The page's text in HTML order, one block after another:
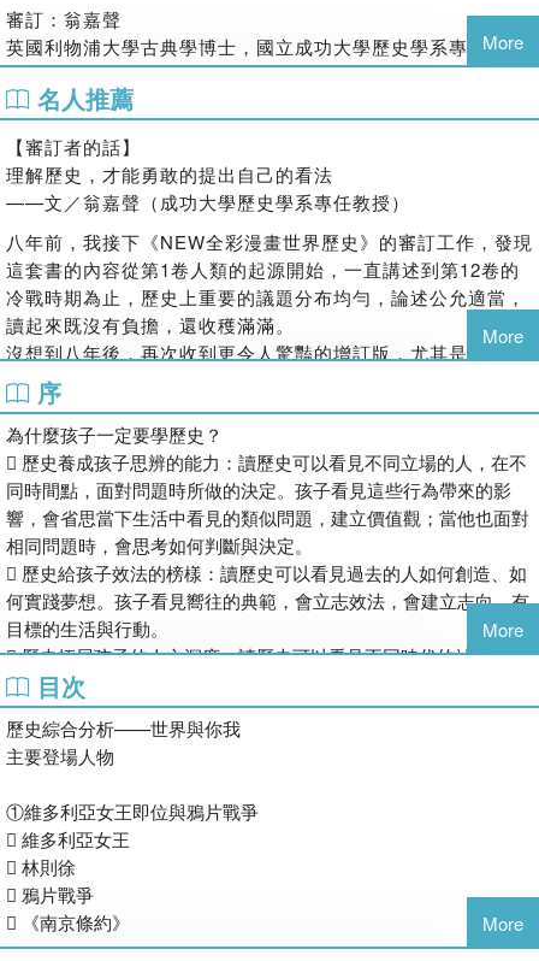
族反抗運動就此蔓延開來……
《增訂版全彩漫畫世界歷史．第9卷：列強的世界殖民與亞洲
的民族運動》全書分為「漫畫故事」與「歷史知識」兩個部
分，更在進入漫畫故事前，特別設計「歷史綜合分析」和「主
要登場人物」兩個單元。
「漫畫故事」為全書的主軸，以歷史劇場呈現，並加入注解和
趣聞。放眼英國維多利亞女王即位與俾斯麥擔任德意志首相後
的世界，講述歐洲列強如何利用貿易、軍事等手段，達到打開
中國門戶、殖民印度與非洲、侵占鄂圖曼帝國領土的目的。透
過清朝林則徐、印度占西王國王妃、鄂圖曼大宰相米德哈特帕
夏等力挽狂瀾的重要人物，深入了解非洲、印度等亞洲的殖民
地化與民族運動史。
和「世界史聚光燈」單元整理學習重點，讓讀者更深入理解漫
畫內容，並提供18～20世紀的年表、約19世紀和19世紀後半
～20世紀初期的世界地圖，以及大量的補充說明、語詞解說、
區域地圖、歷史照片，還充滿趣味的介紹南丁格爾在克里米亞
戰爭中推動的醫院改革、中國百姓反抗暴政的行動、非洲的獨
特文明發展、蘇伊士運河的建造等。
「歷史綜合分析」藉由精采的全彩照片，圖説江戶時代至明治
時代，施行鎖國政策的日本與義、俄、德、美等國的重要交
流，對明治維新造成的深切影響；而「主要登場人物」以圖解
標示出漫畫故事裡的角色身分和立場，讓讀者更好了解他們之
間錯綜複雜的關係。
書中的全彩畫風現代精緻，又具少年漫畫感，彷彿看到真實歷
史生動的在眼前展開，加上內容豐富的重點整理，有效提升學
習興趣、建立完整的知識架構，亦兼顧學校課程、寫報告與考
材、課程補充，或親子共讀不二之選的入門讀物。
【套書特色】
※《增訂版全彩漫畫世界歷史》全套之書名：
第1卷：史前時代與古代近東
第2卷：希臘、羅馬與地中海世界
審訂：翁嘉聲
英國利物浦大學古典學博士，國立成功大學歷史學系專任教授
退休，研究及教學領域包括古希臘文明、古羅馬文明、晚期古
代及早期教會史，尤其關注政治史、思想史、身體史，以及古
漫畫：小坂伊吹
漫畫家、插畫家。創作眾多與日本歷史相關的作品，包括《學
研漫畫NEW日本歷史5：室町幕府與民眾起義》、《10歲前必
讀日本名作2：竹取物語／蟲愛公主》、《夕星之皇子、明星
之天子》（以上暫譯）等。
譯者：
許郁文
輔仁大學影像傳播學系畢業，於東吳大學日語教育研究所取得
碩士學位。曾擔任日商多媒體編輯、雜誌日文採訪記者，現為
專職譯者。
More
名人推薦
【審訂者的話】
理解歷史，才能勇敢的提出自己的看法
——文／翁嘉聲（成功大學歷史學系專任教授）
八年前，我接下《NEW全彩漫畫世界歷史》的審訂工作，發現
這套書的內容從第1卷人類的起源開始，一直講述到第12卷的
冷戰時期為止，歷史上重要的議題分布均勻，論述公允適當，
讀起來既沒有負擔，還收穫滿滿。
沒想到八年後，再次收到更令人驚豔的增訂版，尤其是全新推
出的第13卷，帶我們進入現今周遭世界的巨變之中，例如：
911恐怖攻擊、波斯灣戰爭、網路革命、雷曼事件、阿拉伯之
春、新冠疫情、AI發展和太空競賽，以及戰況瞬息萬變的俄烏
戰爭等，去理解這些具有「及時感」和「即時感」的重要歷史
事件。
在閱讀這套書時，讀者可以發現作者在每一卷都清楚的列出各
時代的相關議題，並根據議題特色採取綜觀歷史的「上帝視
角」，讓人迅速掌握事件全貌；接著再以沉浸式的角度切入，
以生動的筆觸繪畫出實際或想像的歷史角色，引導我們從內部
去觀察人、地、時、事和物，強調個人如果處在當代可能會有
的切身感受。後者對我們十分重要，因為歷史知識不僅能協助
我們知道過去，更能讓我們理解自己正處在什麼樣的世界裡，
才能有見地、勇敢的提出自己的看法。
除此之外，新增的「歷史綜合分析—世界與你我」單元、穿插
在漫畫間無所不在的注釋與補充，以及書末的「附錄：深入理
廣度還是系統性，都值得推薦給對歷史有興趣的中學生閱讀，
在獲取具體的基礎歷史知識後，再學習根據教育部課綱所編
寫、強調統整性的教科書，歷史學習將會更全面與連貫。
當然，這套書也適合作為增進小學生世界史視野的課外讀物，
如果孩子無法自己閱讀，父母和老師可以利用漫畫栩栩如生的
More
序
為什麼孩子一定要學歷史？
 歷史養成孩子思辨的能力：讀歷史可以看見不同立場的人，在不
同時間點，面對問題時所做的決定。孩子看見這些行為帶來的影
響，會省思當下生活中看見的類似問題，建立價值觀；當他也面對
相同問題時，會思考如何判斷與決定。
 歷史給孩子效法的榜樣：讀歷史可以看見過去的人如何創造、如
何實踐夢想。孩子看見嚮往的典範，會立志效法，會建立志向，有
目標的生活與行動。
 歷史拓展孩子的人文深度：讀歷史可以看見不同時代的社會、經
濟、政治、文化、藝術、科學等發展與影響。小學中高年級的孩子
在讀歷史故事的同時，就能領略人性、道德、精神層次、美感體驗
等，在無形中積累涵養與深度。
 綜合性的歷史題材，輔助孩子多元學習：對中學已正式接觸歷史
展，能幫助孩子對不同概念建立歸納、比較、分析的學習習慣，增
強文字理解、應用表格與圖片的靈活度。
怎麼讀《增訂版全彩漫畫世界歷史》？
這樣讀1：練習訂定並執行讀書計畫
More
目次
歷史綜合分析——世界與你我
主要登場人物
①維多利亞女王即位與鴉片戰爭
 維多利亞女王
 林則徐
 鴉片戰爭
 《南京條約》
More